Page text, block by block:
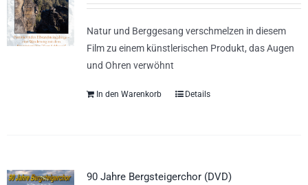
Natur und Berggesang verschmelzen in diesem
Film zu einem künstlerischen Produkt, das Augen
und Ohren verwöhnt
In den Warenkorb Details
90 Jahre Bergsteigerchor (DVD)